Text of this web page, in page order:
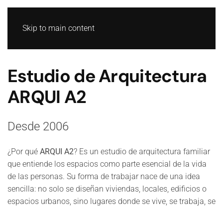
Skip to main content
Estudio de Arquitectura
ARQUI A2
Desde 2006
¿Por qué ARQUI A2? Es un estudio de arquitectura familiar
que entiende los espacios como parte esencial de la vida
de las personas. Su forma de trabajar nace de una idea
sencilla: no solo se diseñan viviendas, locales, edificios o
espacios urbanos, sino lugares donde se vive, se trabaja, se